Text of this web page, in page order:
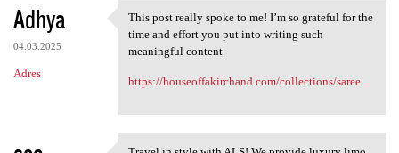
Adhya
04.03.2025
Adres
This post really spoke to me!
This post really spoke to me! I’m so grateful for the
time and effort you put into writing such
meaningful content.
https://houseoffakirchand.com/collections/saree